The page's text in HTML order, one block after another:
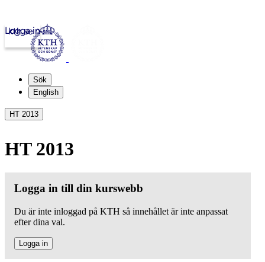
kth.se
Logga in
Sök
English
HT 2013
HT 2013
Logga in till din kurswebb
Du är inte inloggad på KTH så innehållet är inte anpassat
efter dina val.
Logga in